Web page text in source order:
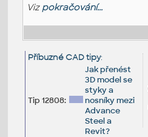
Viz pokračování...
Příbuzné CAD tipy:
Tip 12808:
Jak přenést
3D model se
styky a
nosníky mezi
Advance
Steel a
Revit?